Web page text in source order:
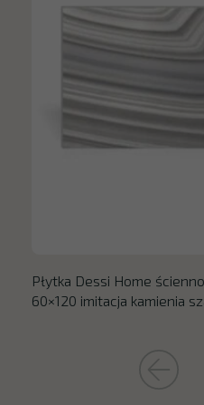
Płytka Dessi Home
60×120 imitacja kamienia